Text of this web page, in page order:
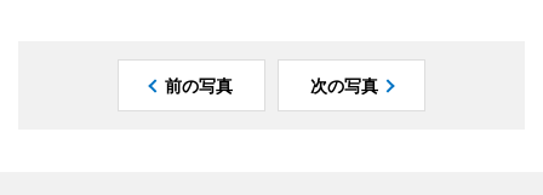
前の写真 次の写真